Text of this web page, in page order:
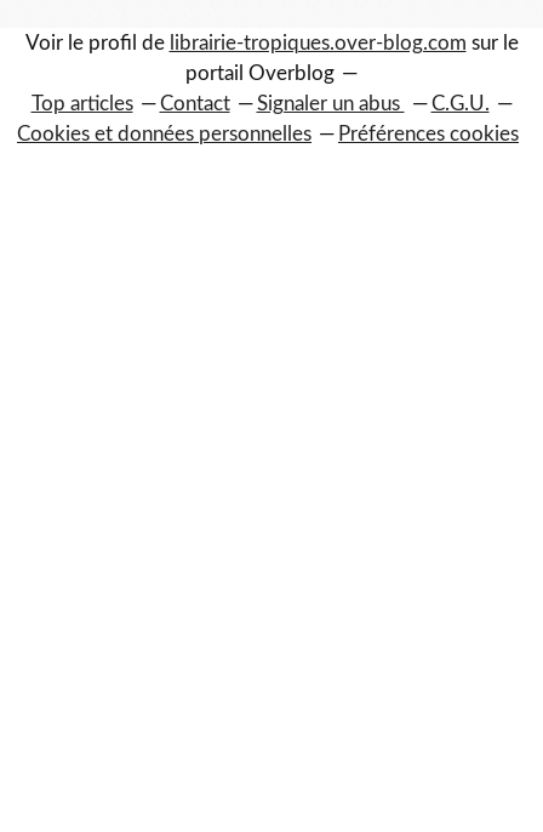
Voir le profil de librairie-tropiques.over-blog.com sur le
portail Overblog
Top articles
Contact Signaler un abus
C.G.U.
Cookies et données personnelles
Préférences cookies